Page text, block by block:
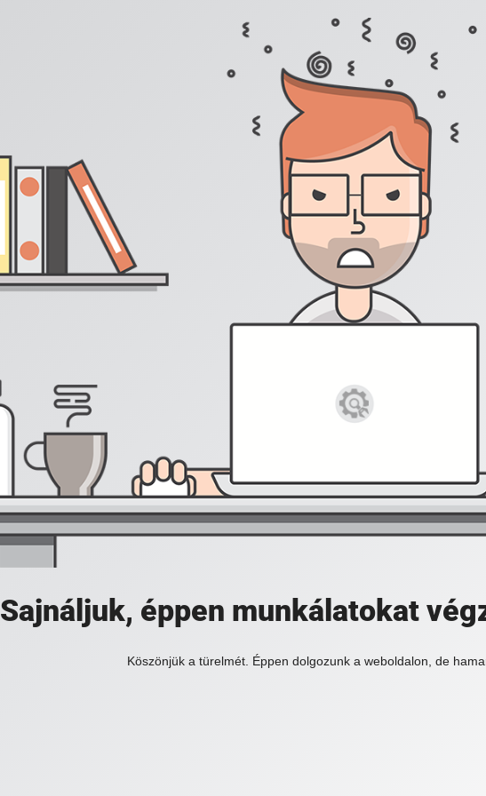
Sajnáljuk, éppen munkálatokat
Köszönjük a türelmét. Éppen dolgozunk a weboldalon, de